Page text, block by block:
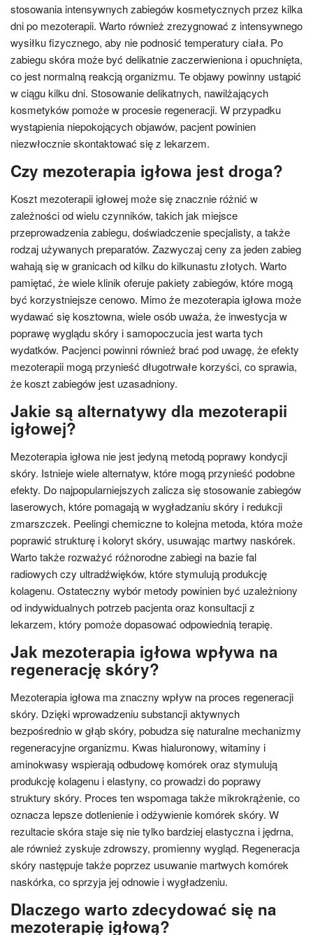
stosowania intensywnych zabiegów kosmetycznych przez kilka
dni po mezoterapii. Warto również zrezygnować z intensywnego
wysiłku fizycznego, aby nie podnosić temperatury ciała. Po
zabiegu skóra może być delikatnie zaczerwieniona i opuchnięta,
co jest normalną reakcją organizmu. Te objawy powinny ustąpić
w ciągu kilku dni. Stosowanie delikatnych, nawilżających
kosmetyków pomoże w procesie regeneracji. W przypadku
wystąpienia niepokojących objawów, pacjent powinien
niezwłocznie skontaktować się z lekarzem.
Czy mezoterapia igłowa jest droga?
Koszt mezoterapii igłowej może się znacznie różnić w
zależności od wielu czynników, takich jak miejsce
przeprowadzenia zabiegu, doświadczenie specjalisty, a także
rodzaj używanych preparatów. Zazwyczaj ceny za jeden zabieg
wahają się w granicach od kilku do kilkunastu złotych. Warto
pamiętać, że wiele klinik oferuje pakiety zabiegów, które mogą
być korzystniejsze cenowo. Mimo że mezoterapia igłowa może
wydawać się kosztowna, wiele osób uważa, że inwestycja w
poprawę wyglądu skóry i samopoczucia jest warta tych
wydatków. Pacjenci powinni również brać pod uwagę, że efekty
mezoterapii mogą przynieść długotrwałe korzyści, co sprawia,
że koszt zabiegów jest uzasadniony.
Jakie są alternatywy dla mezoterapii
igłowej?
Mezoterapia igłowa nie jest jedyną metodą poprawy kondycji
skóry. Istnieje wiele alternatyw, które mogą przynieść podobne
efekty. Do najpopularniejszych zalicza się stosowanie zabiegów
laserowych, które pomagają w wygładzaniu skóry i redukcji
zmarszczek. Peelingi chemiczne to kolejna metoda, która może
poprawić strukturę i koloryt skóry, usuwając martwy naskórek.
Warto także rozważyć różnorodne zabiegi na bazie fal
radiowych czy ultradźwięków, które stymulują produkcję
kolagenu. Ostateczny wybór metody powinien być uzależniony
od indywidualnych potrzeb pacjenta oraz konsultacji z
lekarzem, który pomoże dopasować odpowiednią terapię.
Jak mezoterapia igłowa wpływa na
regenerację skóry?
Mezoterapia igłowa ma znaczny wpływ na proces regeneracji
skóry. Dzięki wprowadzeniu substancji aktywnych
bezpośrednio w głąb skóry, pobudza się naturalne mechanizmy
regeneracyjne organizmu. Kwas hialuronowy, witaminy i
aminokwasy wspierają odbudowę komórek oraz stymulują
produkcję kolagenu i elastyny, co prowadzi do poprawy
struktury skóry. Proces ten wspomaga także mikrokrążenie, co
oznacza lepsze dotlenienie i odżywienie komórek skóry. W
rezultacie skóra staje się nie tylko bardziej elastyczna i jędrna,
ale również zyskuje zdrowszy, promienny wygląd. Regeneracja
skóry następuje także poprzez usuwanie martwych komórek
naskórka, co sprzyja jej odnowie i wygładzeniu.
Dlaczego warto zdecydować się na
mezoterapię igłową?